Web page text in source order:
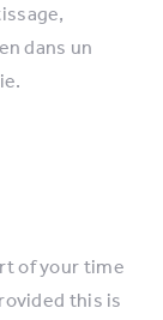
dans un
of your time
this is